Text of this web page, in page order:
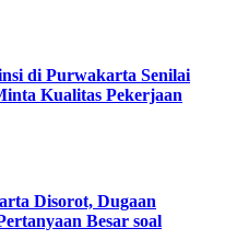
di Purwakarta Senilai
Kualitas Pekerjaan
Disorot, Dugaan
Besar soal